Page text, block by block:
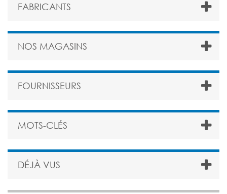
FABRICANTS
NOS MAGASINS
FOURNISSEURS
MOTS-CLÉS
DÉJÀ VUS